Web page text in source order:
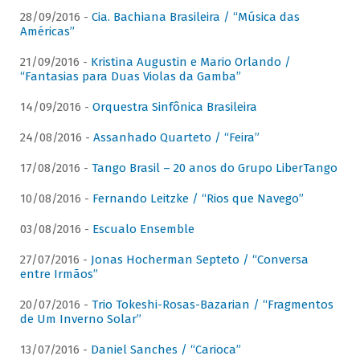
28/09/2016 - Cia. Bachiana Brasileira / “Música das
Américas”
21/09/2016 - Kristina Augustin e Mario Orlando /
“Fantasias para Duas Violas da Gamba”
14/09/2016 - Orquestra Sinfônica Brasileira
24/08/2016 - Assanhado Quarteto / “Feira”
17/08/2016 - Tango Brasil – 20 anos do Grupo LiberTango
10/08/2016 - Fernando Leitzke / “Rios que Navego”
03/08/2016 - Escualo Ensemble
27/07/2016 - Jonas Hocherman Septeto / “Conversa
entre Irmãos”
20/07/2016 - Trio Tokeshi-Rosas-Bazarian / “Fragmentos
de Um Inverno Solar”
13/07/2016 - Daniel Sanches / “Carioca”